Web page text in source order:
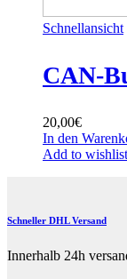
Schnellansicht
CAN-
20,00€
In den
Add to wishlist
Schneller DHL Versand
Innerhalb 24h